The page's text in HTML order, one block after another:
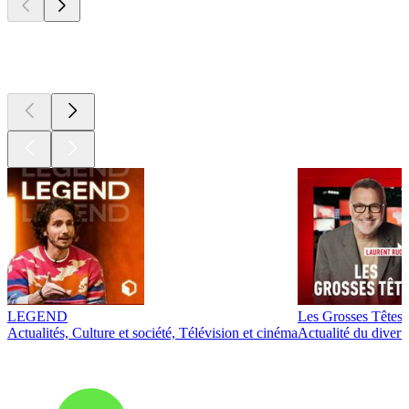
LEGEND
Actualités, Culture et société, Télévision et cinéma
Les Grosses Têtes
Actualité du